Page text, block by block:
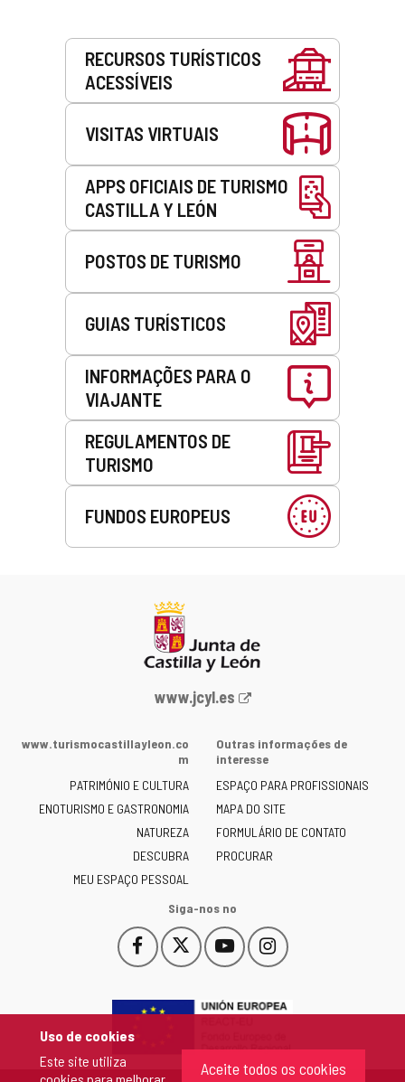
Uso de cookies
Este site utiliza
Aceite todos os cookies
RECURSOS TURÍSTICOS
ACESSÍVEIS
VISITAS VIRTUAIS
APPS OFICIAIS DE TURISMO
CASTILLA Y LEÓN
POSTOS DE TURISMO
GUIAS TURÍSTICOS
INFORMAÇÕES PARA O
VIAJANTE
REGULAMENTOS DE
TURISMO
FUNDOS EUROPEUS
Portal
Junta
Castilla
y
León
-
www.jcyl.es
www.turismocastillayleon.co
m
PATRIMÓNIO E CULTURA
ENOTURISMO E GASTRONOMIA
NATUREZA
DESCUBRA
MEU ESPAÇO PESSOAL
Outras informações de
interesse
ESPAÇO PARA PROFISSIONAIS
MAPA DO SITE
FORMULÁRIO DE CONTATO
PROCURAR
Siga-nos no
Facebook
Este
enlace
abrirá
Este
enlace
abrirá
ventana
YouTube
Este
enlace
abrirá
ventana
Instagram
Este
enlace
abrirá